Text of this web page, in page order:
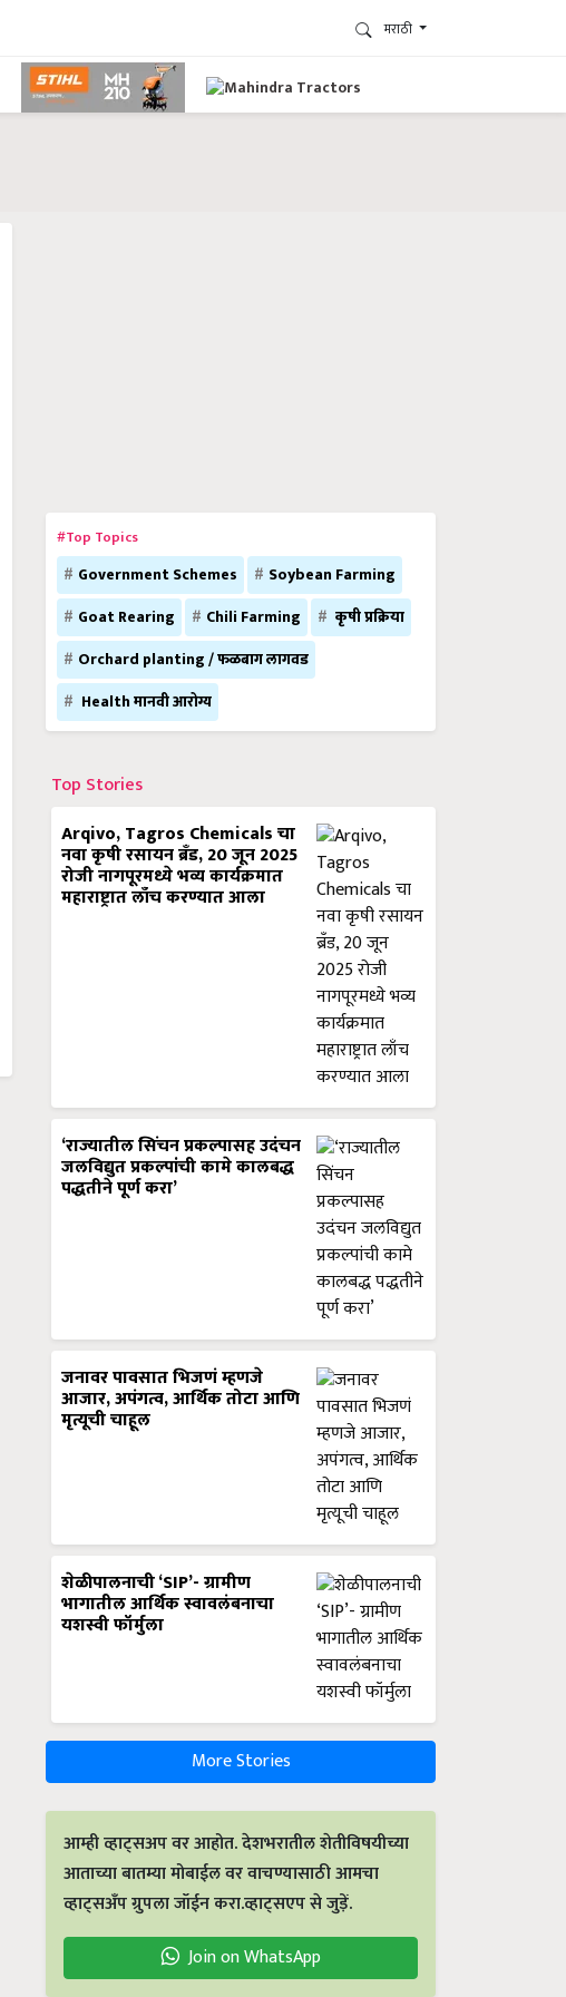
मराठी
#Top Topics
Government Schemes
Soybean Farming
Goat Rearing
Chili Farming
कृषी प्रक्रिया
Orchard planting / फळबाग लागवड
Health मानवी आरोग्य
Top Stories
Arqivo, Tagros Chemicals चा
नवा कृषी रसायन ब्रँड, 20 जून 2025
रोजी नागपूरमध्ये भव्य कार्यक्रमात
महाराष्ट्रात लाँच करण्यात आला
‘राज्यातील सिंचन प्रकल्पासह उदंचन
जलविद्युत प्रकल्पांची कामे कालबद्ध
पद्धतीने पूर्ण करा’
जनावर पावसात भिजणं म्हणजे
आजार, अपंगत्व, आर्थिक तोटा आणि
मृत्यूची चाहूल
शेळीपालनाची ‘SIP’- ग्रामीण
भागातील आर्थिक स्वावलंबनाचा
यशस्वी फॉर्मुला
More Stories
आम्ही व्हाट्सअप वर आहोत. देशभरातील शेतीविषयीच्या
आताच्या बातम्या मोबाईल वर वाचण्यासाठी आमचा
व्हाट्सअँप ग्रुपला जॉईन करा.व्हाट्सएप से जुड़ें.
Join on WhatsApp